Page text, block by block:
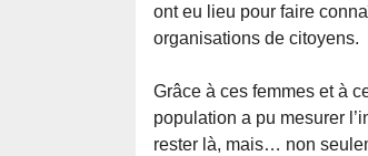
ont eu lieu pour faire
organisations de citoyens.
Grâce à ces femmes et à
population a pu mesurer
rester là, mais… non